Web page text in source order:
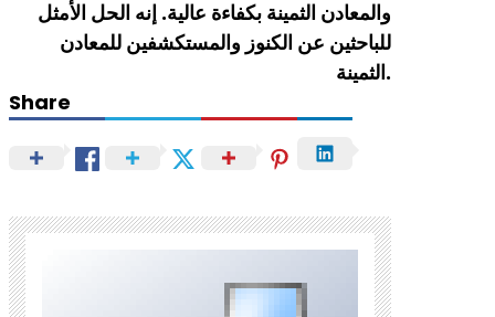
والمعادن الثمينة بكفاءة عالية. إنه الحل الأمثل
للباحثين عن الكنوز والمستكشفين للمعادن
الثمينة.
Share